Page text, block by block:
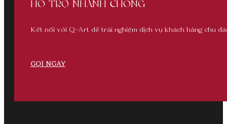
HỖ TRỢ NHANH CHÓNG
Kết nối với Q-Art để trải nghiệm dịch vụ khách hàng chu
GỌI NGAY